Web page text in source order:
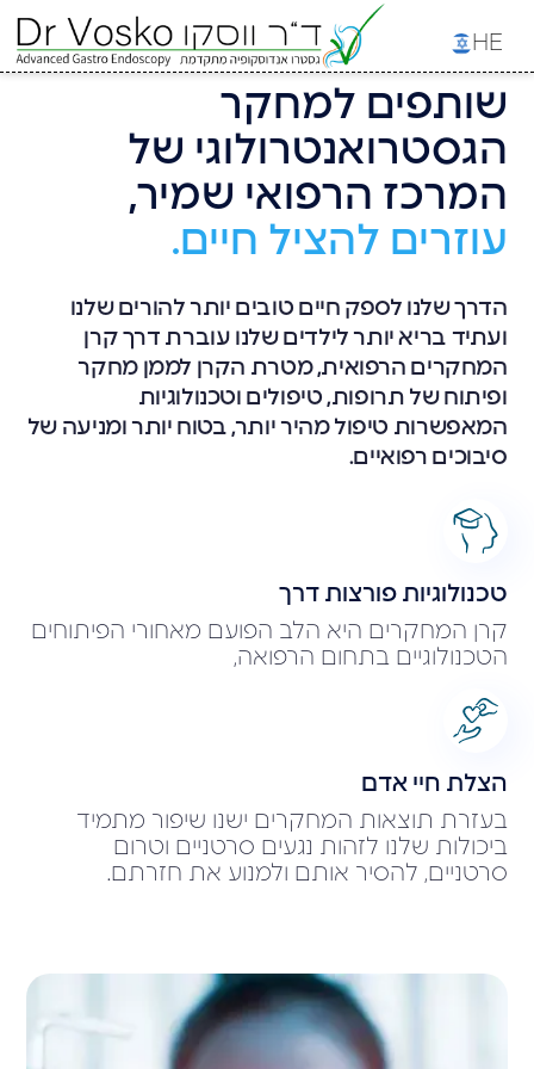
HE
שותפים למחקר
הגסטרואנטרולוגי של
המרכז הרפואי שמיר,
עוזרים להציל חיים.
הדרך שלנו לספק חיים טובים יותר להורים שלנו
ועתיד בריא יותר לילדים שלנו עוברת דרך קרן
המחקרים הרפואית, מטרת הקרן לממן מחקר
ופיתוח של תרופות, טיפולים וטכנולוגיות
המאפשרות טיפול מהיר יותר, בטוח יותר ומניעה של
סיבוכים רפואיים.
טכנולוגיות פורצות דרך
קרן המחקרים היא הלב הפועם מאחורי הפיתוחים
הטכנולוגיים בתחום הרפואה,
הצלת חיי אדם
בעזרת תוצאות המחקרים ישנו שיפור מתמיד
ביכולות שלנו לזהות נגעים סרטניים וטרום
סרטניים, להסיר אותם ולמנוע את חזרתם.